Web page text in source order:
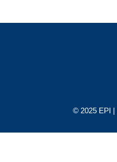
© 2025 EPI |